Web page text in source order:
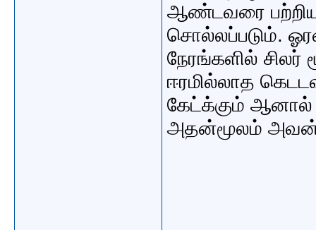
ஆண்டவரை பற்றிய
சொல்லப்படும்.
நேரங்களில்
ஈரமில்லாத
கேட்க்கும் ஆனால்
அதன்மூலம் அவன்